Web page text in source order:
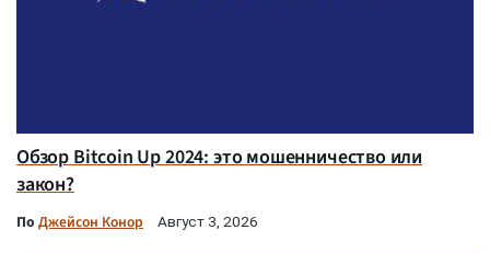
Обзор Bitcoin Up 2024: это мошенничество или
закон?
По Джейсон Конор Август 3, 2026